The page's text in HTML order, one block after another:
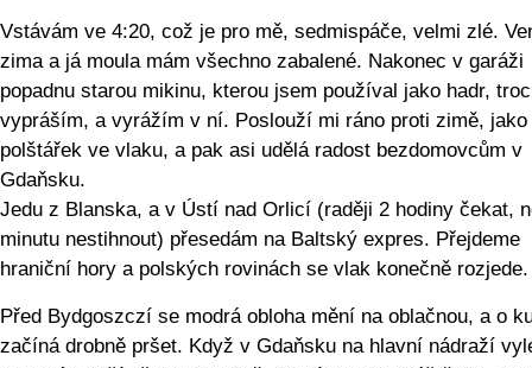
Vstávám ve 4:20, což je pro mě, sedmispáče, velmi zlé.
zima a já moula mám všechno zabalené. Nakonec v garáži
popadnu starou mikinu, kterou jsem používal jako hadr,
vypráším, a vyrážím v ní. Poslouží mi ráno proti zimě, jako
polštářek ve vlaku, a pak asi udělá radost bezdomovcům v
Gdaňsku.
Jedu z Blanska, a v Ústí nad Orlicí (raději 2 hodiny čekat,
minutu nestihnout) přesedám na Baltský expres. Přejdeme
hraniční hory a polských rovinách se vlak konečně rozjede.
Před Bydgoszczí se modrá obloha mění na oblačnou, a o
začíná drobně pršet. Když v Gdaňsku na hlavní nádraží